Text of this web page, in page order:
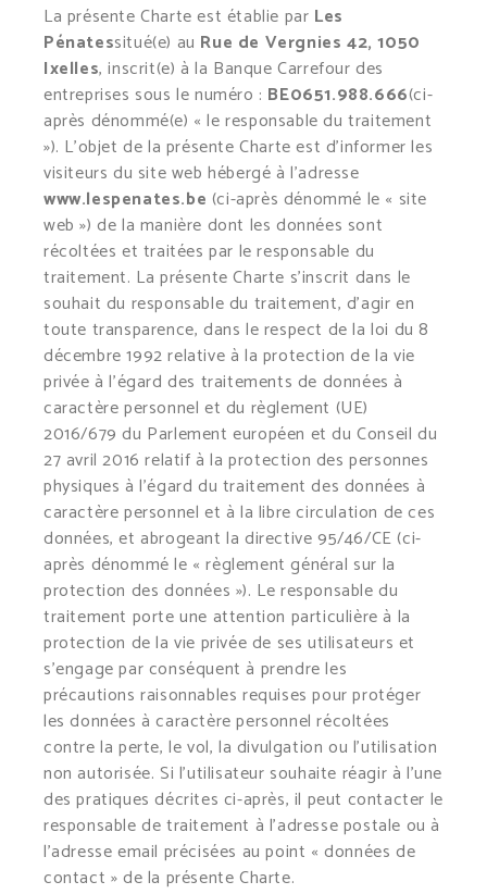
La présente Charte est établie par Les
Pénatessitué(e) au Rue de Vergnies 42, 1050
Ixelles, inscrit(e) à la Banque Carrefour des
entreprises sous le numéro : BE0651.988.666(ci-
après dénommé(e) « le responsable du traitement
»). L’objet de la présente Charte est d’informer les
visiteurs du site web hébergé à l’adresse
www.lespenates.be (ci-après dénommé le « site
web ») de la manière dont les données sont
récoltées et traitées par le responsable du
traitement. La présente Charte s’inscrit dans le
souhait du responsable du traitement, d’agir en
toute transparence, dans le respect de la loi du 8
décembre 1992 relative à la protection de la vie
privée à l’égard des traitements de données à
caractère personnel et du règlement (UE)
2016/679 du Parlement européen et du Conseil du
27 avril 2016 relatif à la protection des personnes
physiques à l’égard du traitement des données à
caractère personnel et à la libre circulation de ces
données, et abrogeant la directive 95/46/CE (ci-
après dénommé le « règlement général sur la
protection des données »). Le responsable du
traitement porte une attention particulière à la
protection de la vie privée de ses utilisateurs et
s’engage par conséquent à prendre les
précautions raisonnables requises pour protéger
les données à caractère personnel récoltées
contre la perte, le vol, la divulgation ou l’utilisation
non autorisée. Si l’utilisateur souhaite réagir à l’une
des pratiques décrites ci-après, il peut contacter le
responsable de traitement à l’adresse postale ou à
l’adresse email précisées au point « données de
contact » de la présente Charte.